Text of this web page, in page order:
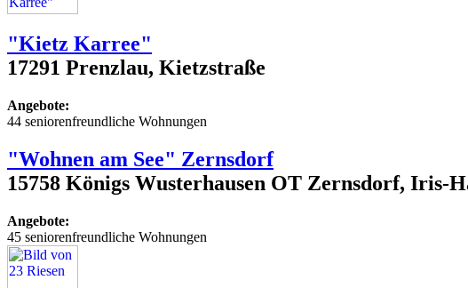
"Kietz Karree"
17291 Prenzlau, Kietzstraße
Angebote:
44 seniorenfreundliche Wohnungen
"Wohnen am See" Zernsdorf
15758 Königs Wusterhausen OT Zernsdorf, Iris-
Angebote:
45 seniorenfreundliche Wohnungen